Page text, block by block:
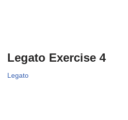
Legato Exercise 4
Legato